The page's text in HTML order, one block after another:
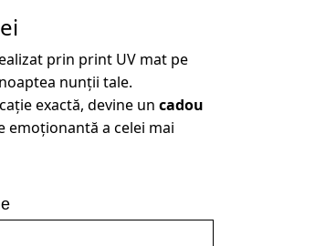
prin print UV mat pe
nunții tale.
exactă, devine un cadou
emoționantă a celei mai